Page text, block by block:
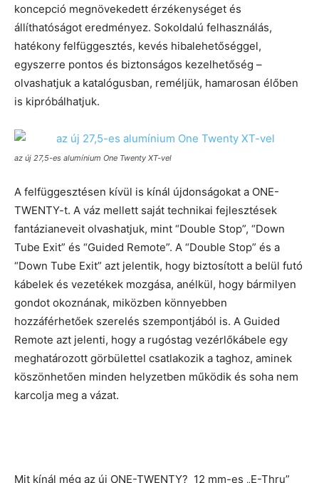
koncepció megnövekedett érzékenységet és
állíthatóságot eredményez. Sokoldalú felhasználás,
hatékony felfüggesztés, kevés hibalehetőséggel,
egyszerre pontos és biztonságos kezelhetőség –
olvashatjuk a katalógusban, reméljük, hamarosan élőben
is kipróbálhatjuk.
az új 27,5-es alumínium One Twenty XT-vel
A felfüggesztésen kívül is kínál újdonságokat a ONE-
TWENTY-t. A váz mellett saját technikai fejlesztések
fantázianeveit olvashatjuk, mint “Double Stop”, “Down
Tube Exit” és “Guided Remote”. A “Double Stop” és a
“Down Tube Exit” azt jelentik, hogy biztosított a belül futó
kábelek és vezetékek mozgása, anélkül, hogy bármilyen
gondot okoznának, miközben könnyebben
hozzáférhetőek szerelés szempontjából is. A Guided
Remote azt jelenti, hogy a rugóstag vezérlőkábele egy
meghatározott görbülettel csatlakozik a taghoz, aminek
köszönhetően minden helyzetben működik és soha nem
karcolja meg a vázat.
Mit kínál még az új ONE-TWENTY? 12 mm-es „E-Thru”